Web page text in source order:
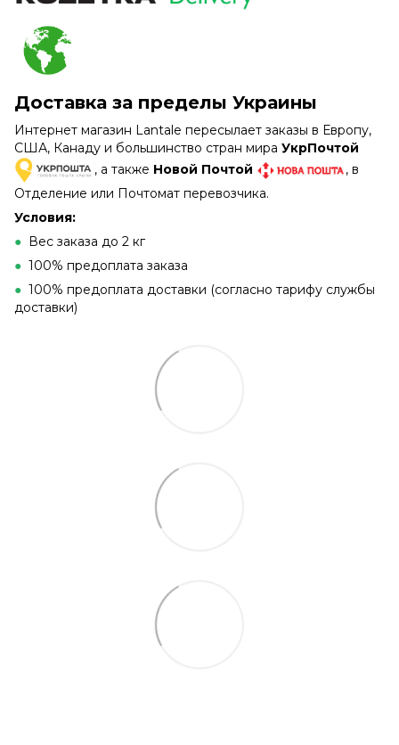
Доставка за пределы Украины
Интернет магазин Lantale пересылает заказы в Европу,
США, Канаду и большинство стран мира УкрПочтой
, а также Новой Почтой
, в
Отделение или Почтомат перевозчика.
Условия:
● Вес заказа до 2 кг
● 100% предоплата заказа
● 100% предоплата доставки (согласно тарифу службы
доставки)